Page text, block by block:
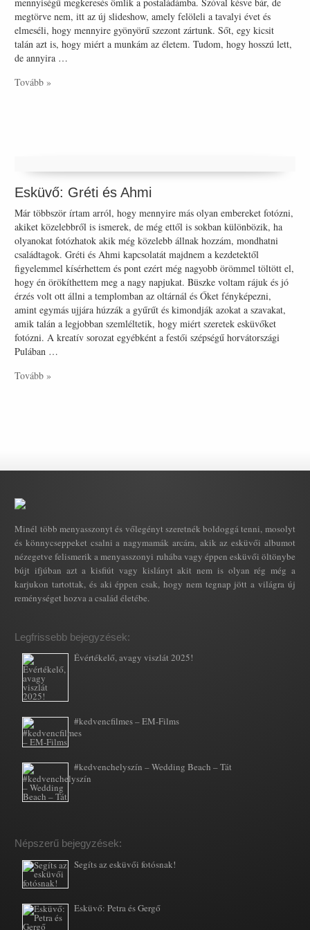
megtörve nem, itt az új slideshow, amely felöleli a tavalyi évet és
elmeséli, hogy mennyire gyönyörű szezont zártunk. Sőt, egy kicsit
talán azt is, hogy miért a munkám az életem. Tudom, hogy hosszú lett,
de annyira …
Tovább »
Esküvő: Gréti és Ahmi
Már többször írtam arról, hogy mennyire más olyan embereket fotózni,
akiket közelebbről is ismerek, de még ettől is sokban különbözik, ha
olyanokat fotózhatok akik még közelebb állnak hozzám, mondhatni
családtagok. Gréti és Ahmi kapcsolatát majdnem a kezdetektől
figyelemmel kísérhettem és pont ezért még nagyobb örömmel töltött el,
hogy én örökíthettem meg a nagy napjukat. Büszke voltam rájuk és jó
érzés volt ott állni a templomban az oltárnál és Őket fényképezni,
amint egymás ujjára húzzák a gyűrűt és kimondják azokat a szavakat,
amik talán a legjobban szemléltetik, hogy miért szeretek esküvőket
fotózni. A kreatív sorozat egyébként a festői szépségű horvátországi
Pulában …
Tovább »
Minél több menyasszonyt és vőlegényt szeretnék boldoggá tenni, mosolyt
és könnycseppeket csalni a nagymamák arcára, akik az esküvői albumot
nézegetve felismerik a menyasszonyi ruhába vagy éppen esküvői öltönybe
bújt ifjúban azt a kisfiút vagy kislányt akit nem is olyan rég még a
karjukon tartottak, és aki éppen csak, hogy nem tegnap jött a világra új
reménységet hozva a család életébe.
Legfrissebb bejegyzések:
Évértékelő, avagy viszlát 2025!
#kedvencfilmes – EM-Films
#kedvenchelyszín – Wedding Beach – Tát
Népszerű bejegyzések:
Segíts az esküvői fotósnak!
Esküvő: Petra és Gergő